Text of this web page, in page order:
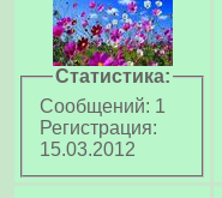
Статистика:
Сообщений: 1
Регистрация:
15.03.2012